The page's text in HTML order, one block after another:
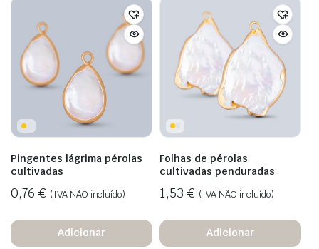
Pingentes lágrima pérolas
cultivadas
0,76 € (IVA NÃO incluído)
Adicionar
Folhas de pérolas
cultivadas penduradas
1,53 € (IVA NÃO incluído)
Adicionar